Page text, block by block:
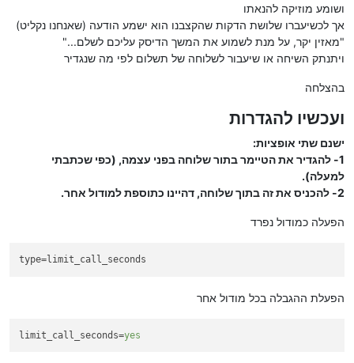
ושומע מוזיקה להנאתו
אך לכשיעברו שלושת הדקות שהקצבנו הוא ישמע הודעה (שאנחנו נקליט)
"מאזין יקר, על מנת לשמוע את המשך הדיסק עליכם לשלם..."
ויתנתק השיחה או שיעבור לשלוחה של תשלום לפי מה שנגדיר
בהצלחה
ועכשיו להגדרות
ישנם שתי אופציות:
1- להגדיר את הטיימר בתור שלוחה בפני עצמה, (כפי שכתבתי
למעלה).
2- להכניס את זה בתוך שלוחה, דהיינו כתוספת למודול אחר.
הפעלה כמודול נפרד
type=limit_call_seconds
הפעלת ההגבלה בכל מודול אחר
limit_call_seconds=yes